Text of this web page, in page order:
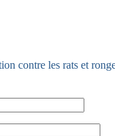
contre les rats et